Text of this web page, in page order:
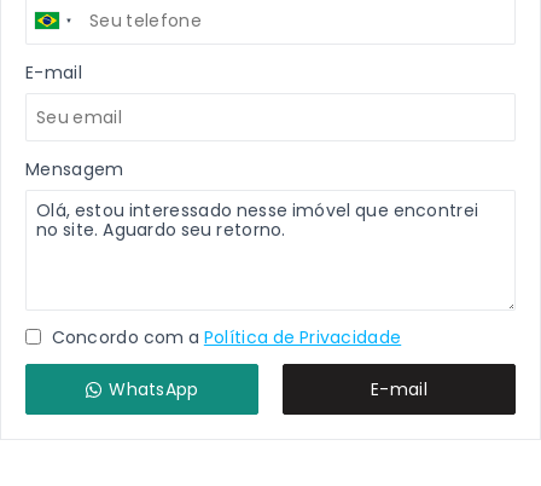
E-mail
Mensagem
Concordo com a Política de Privacidade
WhatsApp E-mail